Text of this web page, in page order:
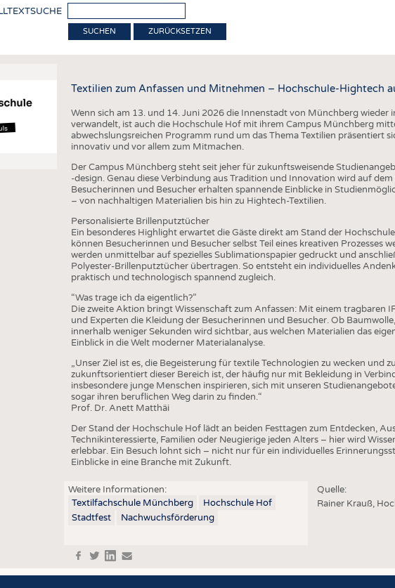
NACHHALTIGKEIT
TECHNISCHE TEXTILIEN
SMART TEXTILES
MEDIZIN
BEKLEIDUNG
TESTS
BUSINESS
UNTERNEHMEN
AUSSCHREIBUNGEN
DTV AUSSCHREIBUNGSDIENST
TERMINE
BRANCHENTERMINE
ZURÜCKSETZEN
Textilien zum Anfassen und Mitnehmen – Hochschule-Hightech
Wenn sich am 13. und 14. Juni 2026 die Innenstadt von Münchberg wieder
verwandelt, ist auch die Hochschule Hof mit ihrem Campus Münchberg
abwechslungsreichen Programm rund um das Thema Textilien präsentiert
innovativ und vor allem zum Mitmachen.
Der Campus Münchberg steht seit jeher für zukunftsweisende
-design. Genau diese Verbindung aus Tradition und Innovation wird auf
Besucherinnen und Besucher erhalten spannende Einblicke in
– von nachhaltigen Materialien bis hin zu Hightech-Textilien.
Personalisierte Brillenputztücher
Ein besonderes Highlight erwartet die Gäste direkt am Stand der
können Besucherinnen und Besucher selbst Teil eines kreativen Prozesses
werden unmittelbar auf spezielles Sublimationspapier gedruckt und
Polyester-Brillenputztücher übertragen. So entsteht ein individuelles
praktisch und technologisch spannend zugleich.
“Was trage ich da eigentlich?”
Die zweite Aktion bringt Wissenschaft zum Anfassen: Mit einem tragbaren
und Experten die Kleidung der Besucherinnen und Besucher. Ob
innerhalb weniger Sekunden wird sichtbar, aus welchen Materialien das
Einblick in die Welt moderner Materialanalyse.
„Unser Ziel ist es, die Begeisterung für textile Technologien zu wecken und
zukunftsorientiert dieser Bereich ist, der häufig nur mit Bekleidung in
insbesondere junge Menschen inspirieren, sich mit unseren
sogar ihren beruflichen Weg darin zu finden.“
Prof. Dr. Anett Matthäi
Der Stand der Hochschule Hof lädt an beiden Festtagen zum Entdecken,
Technikinteressierte, Familien oder Neugierige jeden Alters – hier wird
erlebbar. Ein Besuch lohnt sich – nicht nur für ein individuelles
Einblicke in eine Branche mit Zukunft.
Weitere Informationen:
Textilfachschule Münchberg
Hochschule Hof
Stadtfest
Nachwuchsförderung
Quelle:
Rainer Krauß,
in